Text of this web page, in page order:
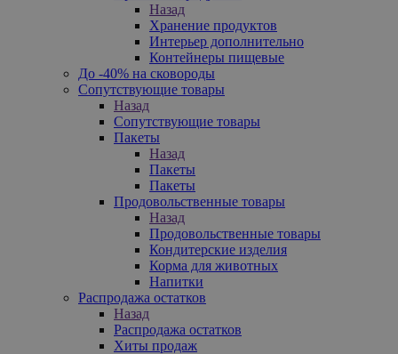
Назад
Хранение продуктов
Интерьер дополнительно
Контейнеры пищевые
До -40% на сковороды
Сопутствующие товары
Назад
Сопутствующие товары
Пакеты
Назад
Пакеты
Пакеты
Продовольственные товары
Назад
Продовольственные товары
Кондитерские изделия
Корма для животных
Напитки
Распродажа остатков
Назад
Распродажа остатков
Хиты продаж